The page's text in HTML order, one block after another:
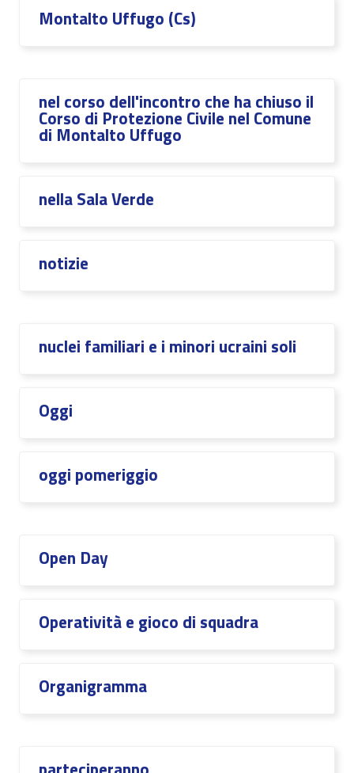
Montalto Uffugo (Cs)
nel corso dell'incontro che ha chiuso il
Corso di Protezione Civile nel Comune
di Montalto Uffugo
nella Sala Verde
notizie
nuclei familiari e i minori ucraini soli
Oggi
oggi pomeriggio
Open Day
Operatività e gioco di squadra
Organigramma